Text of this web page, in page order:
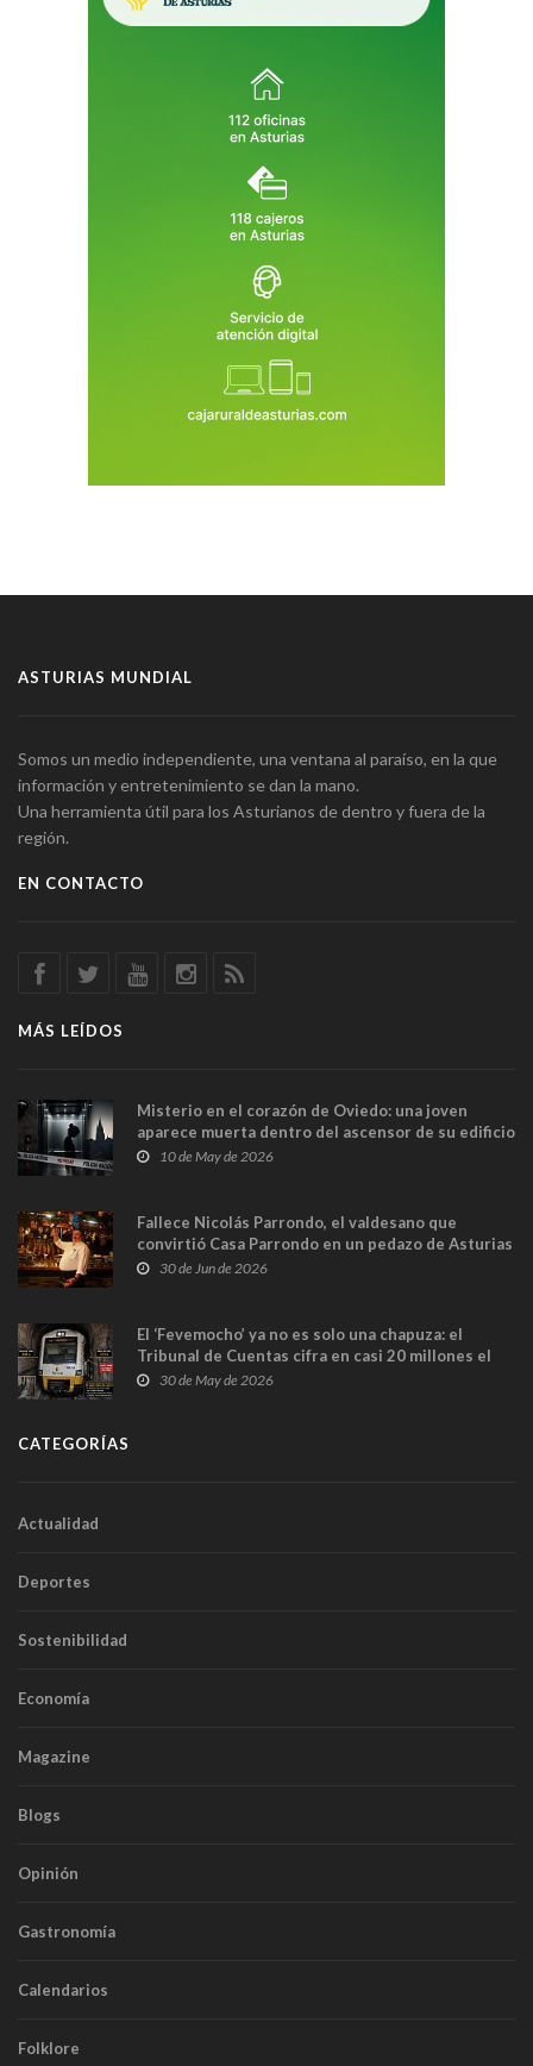
ASTURIAS MUNDIAL
Somos un medio independiente, una ventana al paraíso, en la que
información y entretenimiento se dan la mano.
Una herramienta útil para los Asturianos de dentro y fuera de la
región.
EN CONTACTO
MÁS LEÍDOS
Misterio en el corazón de Oviedo: una joven
aparece muerta dentro del ascensor de su edificio
y las cámaras captan sus últimos minutos
10 de May de 2026
Fallece Nicolás Parrondo, el valdesano que
convirtió Casa Parrondo en un pedazo de Asturias
en Madrid
30 de Jun de 2026
El ‘Fevemocho’ ya no es solo una chapuza: el
Tribunal de Cuentas cifra en casi 20 millones el
sobrecoste de los trenes que no cabían por los
30 de May de 2026
CATEGORÍAS
Actualidad
Deportes
Sostenibilidad
Economía
Magazine
Blogs
Opinión
Gastronomía
Calendarios
Folklore